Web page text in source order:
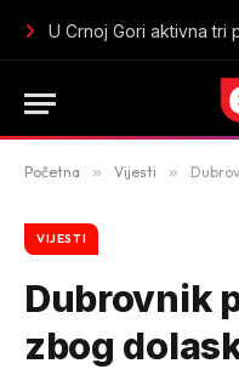
Oružana pljačka u
Početna » Vijesti » Dubrovnik pod
VIJESTI
Dubrovnik
zbog